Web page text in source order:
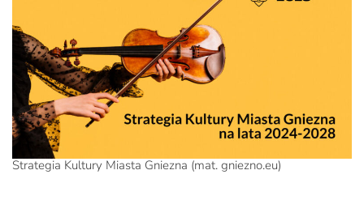
Strategia Kultury Miasta Gniezna (mat. gniezno.eu)